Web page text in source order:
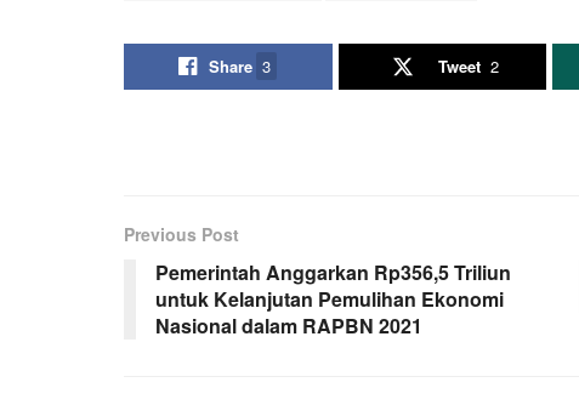
Share 3 Tweet 2
Previous Post
Pemerintah Anggarkan Rp356,5 Triliun
untuk Kelanjutan Pemulihan Ekonomi
Nasional dalam RAPBN 2021